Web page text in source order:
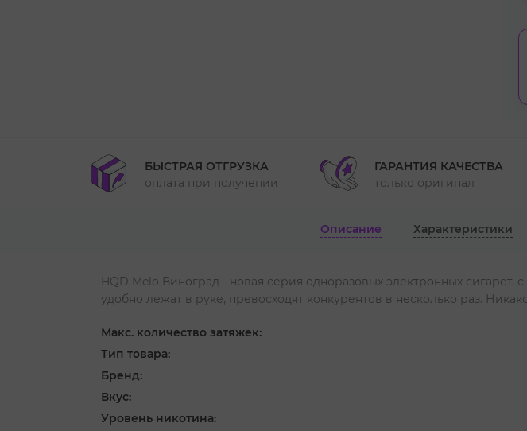
БЫСТРАЯ ОТГРУЗКА
оплата при получении
ГАРАНТИЯ КАЧЕСТВА
только оригинал
Описание Характеристики
HQD Melo Виноград - новая серия одноразовых электронных
удобно лежат в руке, превосходят конкурентов в несколько раз.
Макс. количество затяжек:
Тип товара:
Бренд:
Вкус:
Уровень никотина: